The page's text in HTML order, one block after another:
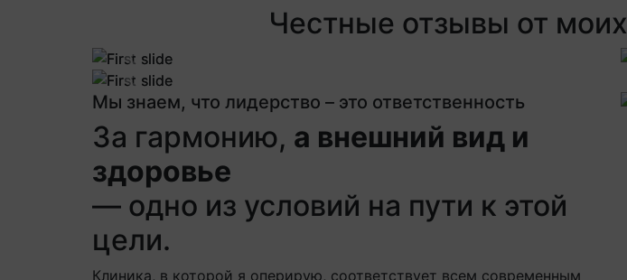
Честные отзывы от моих
Previous
Previous
Мы знаем, что лидерство – это ответственность
За гармонию, а внешний вид и
здоровье
— одно из условий на пути к этой
цели.
Клиника, в которой я оперирую, соответствует всем современным